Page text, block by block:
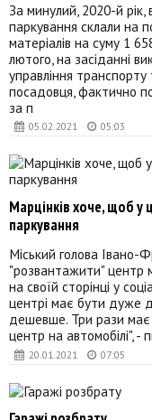
05.02.2021 05:03
За минулий, 2020-й рік,
паркування склали на
матеріалів на суму 1
лютого, на засіданні
управління транспорту
посадовця, фактично
за п
20.01.2021 07:05
Марцінків хоче, щоб у
паркування
Міський голова Івано-
"розвантажити" центр
на своїй сторінці у
центрі має бути дуже
дешевше. Три рази
центр на автомобілі", -